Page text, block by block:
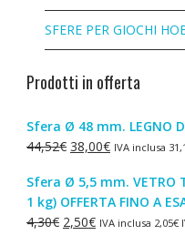
SFERE PER GIOCHI
Prodotti in offerta
Sfera Ø 48 mm. LEGNO
44,52€ Il
originale
era:
44,52€.
38,00€Il
attuale
è:
38,00€.
IVA inclusa
Sfera Ø 5,5 mm. VETRO
1 kg) OFFERTA FINO A
4,30€ Il
2,50€IlIVA inclusa 2,05€